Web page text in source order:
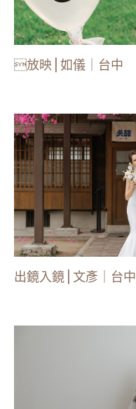
放映 | 如儀｜台中
出鏡入鏡 | 文彥｜台中